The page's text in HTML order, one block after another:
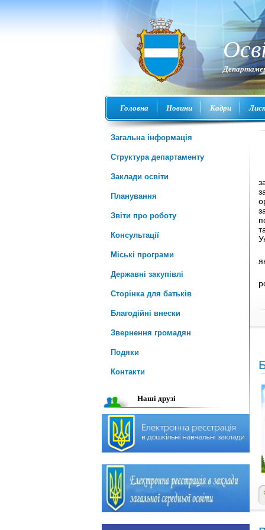
Головна Новини Кадри
Загальна інформація
Структура департаменту
Заклади освіти
Планування
Звіти про роботу
Консультації
Міські програми
Державні закупівлі
Сторінка для батьків
Благодійні внески
Звернення громадян
Подяки
Контакти
Наші друзі